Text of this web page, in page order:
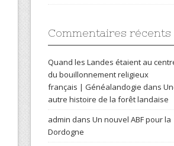
Commentaires récents
Quand les Landes étaient au
du bouillonnement religieux
français | Généalandogie dans
autre histoire de la forêt landaise
admin dans Un nouvel ABF pour la
Dordogne